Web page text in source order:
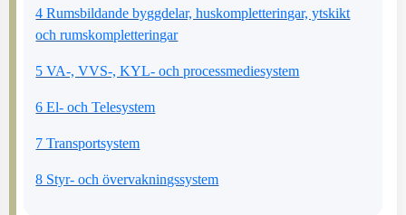
4 Rumsbildande byggdelar, huskompletteringar, ytskikt
och rumskompletteringar
5 VA-, VVS-, KYL- och processmediesystem
6 El- och Telesystem
7 Transportsystem
8 Styr- och övervakningssystem